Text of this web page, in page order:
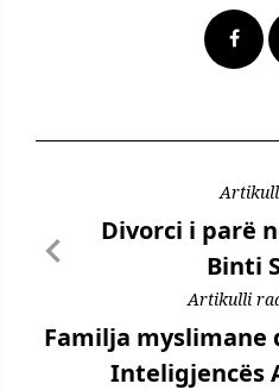
Divorci i parë
Binti
Artikulli
Familja myslimane
Inteligjencës